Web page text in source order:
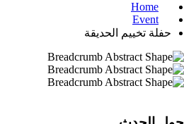
Home
Event
حفلة تخييم الحديقة